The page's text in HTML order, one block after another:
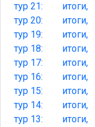
тур 21: итоги,
тур 20: итоги,
тур 19: итоги,
тур 18: итоги,
тур 17: итоги,
тур 16: итоги,
тур 15: итоги,
тур 14: итоги,
тур 13: итоги,